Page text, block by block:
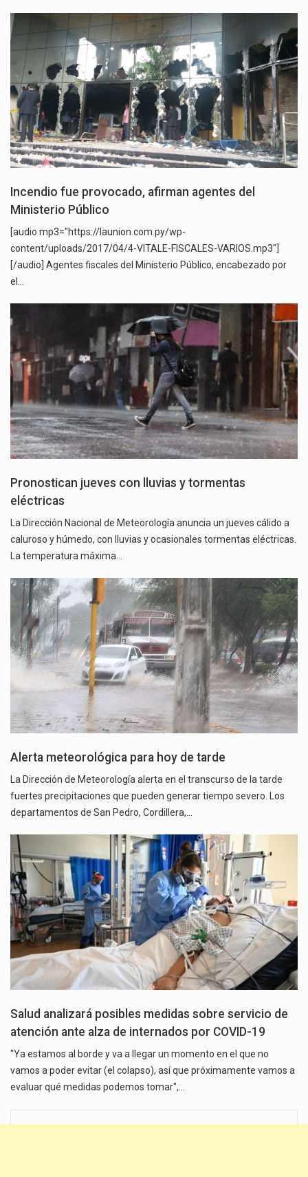
Incendio fue provocado, afirman agentes del
Ministerio Público
[audio mp3="https://launion.com.py/wp-
content/uploads/2017/04/4-VITALE-FISCALES-VARIOS.mp3"]
[/audio] Agentes fiscales del Ministerio Público, encabezado por
el…
Pronostican jueves con lluvias y tormentas
eléctricas
La Dirección Nacional de Meteorología anuncia un jueves cálido a
caluroso y húmedo, con lluvias y ocasionales tormentas eléctricas.
La temperatura máxima…
Alerta meteorológica para hoy de tarde
La Dirección de Meteorología alerta en el transcurso de la tarde
fuertes precipitaciones que pueden generar tiempo severo. Los
departamentos de San Pedro, Cordillera,…
Salud analizará posibles medidas sobre servicio de
atención ante alza de internados por COVID-19
"Ya estamos al borde y va a llegar un momento en el que no
vamos a poder evitar (el colapso), así que próximamente vamos a
evaluar qué medidas podemos tomar",…